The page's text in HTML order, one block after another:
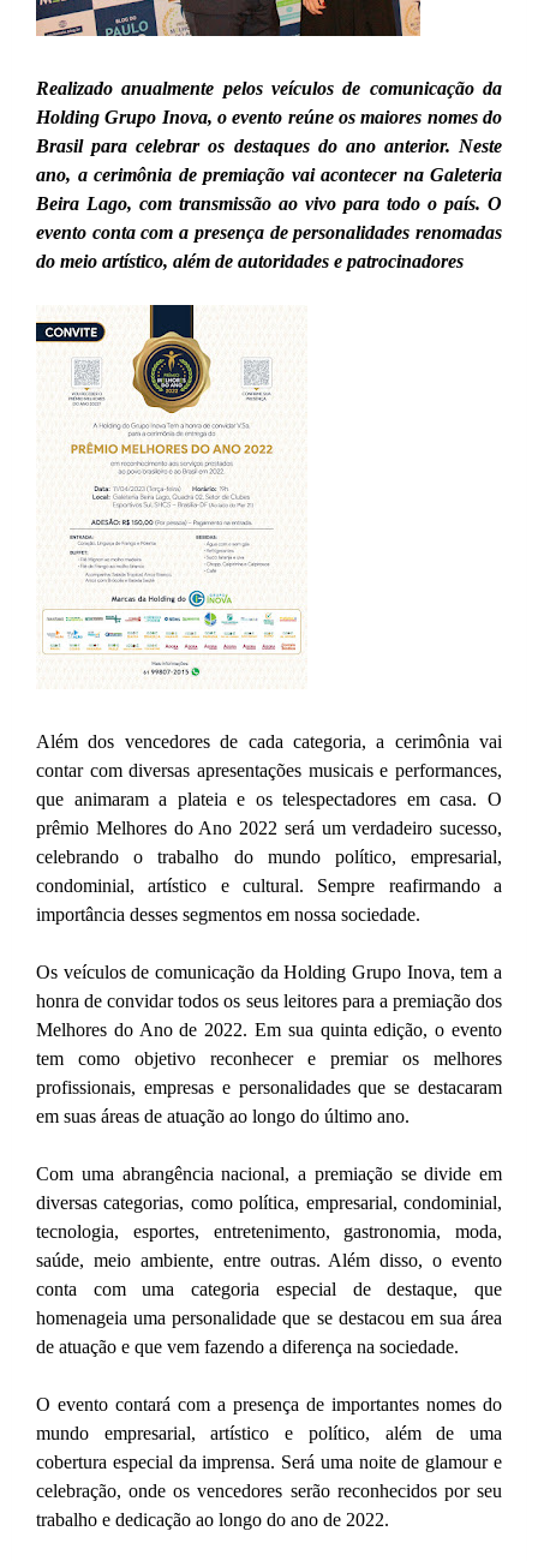
Realizado anualmente pelos veículos de comunicação da
Holding Grupo Inova, o evento reúne os maiores nomes do
Brasil para celebrar os destaques do ano anterior. Neste
ano, a cerimônia de premiação vai acontecer na Galeteria
Beira Lago, com transmissão ao vivo para todo o país. O
evento conta com a presença de personalidades renomadas
do meio artístico, além de autoridades e patrocinadores
Além dos vencedores de cada categoria, a cerimônia vai
contar com diversas apresentações musicais e performances,
que animaram a plateia e os telespectadores em casa. O
prêmio Melhores do Ano 2022 será um verdadeiro sucesso,
celebrando o trabalho do mundo político, empresarial,
condominial, artístico e cultural. Sempre reafirmando a
importância desses segmentos em nossa sociedade.
Os veículos de comunicação da Holding Grupo Inova, tem a
honra de convidar todos os seus leitores para a premiação dos
Melhores do Ano de 2022. Em sua quinta edição, o evento
tem como objetivo reconhecer e premiar os melhores
profissionais, empresas e personalidades que se destacaram
em suas áreas de atuação ao longo do último ano.
Com uma abrangência nacional, a premiação se divide em
diversas categorias, como política, empresarial, condominial,
tecnologia, esportes, entretenimento, gastronomia, moda,
saúde, meio ambiente, entre outras. Além disso, o evento
conta com uma categoria especial de destaque, que
homenageia uma personalidade que se destacou em sua área
de atuação e que vem fazendo a diferença na sociedade.
O evento contará com a presença de importantes nomes do
mundo empresarial, artístico e político, além de uma
cobertura especial da imprensa. Será uma noite de glamour e
celebração, onde os vencedores serão reconhecidos por seu
trabalho e dedicação ao longo do ano de 2022.